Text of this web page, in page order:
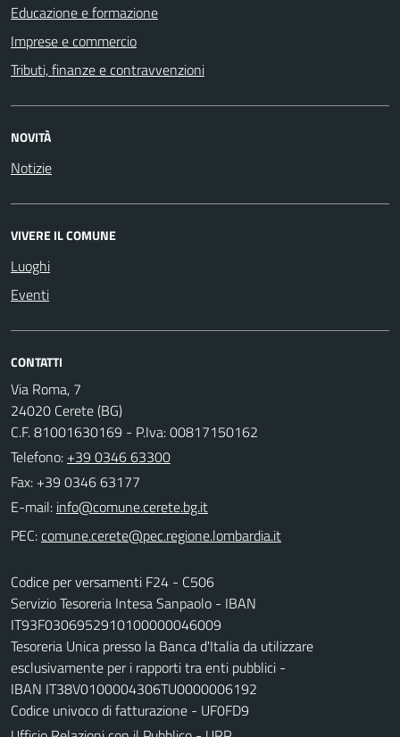
Educazione e formazione
Imprese e commercio
Tributi, finanze e contravvenzioni
NOVITÀ
Notizie
VIVERE IL COMUNE
Luoghi
Eventi
CONTATTI
Via Roma, 7
24020 Cerete (BG)
C.F. 81001630169 - P.Iva: 00817150162
Telefono: +39 0346 63300
Fax: +39 0346 63177
E-mail:
PEC:
Codice per versamenti F24 - C506
Servizio Tesoreria Intesa Sanpaolo - IBAN
IT93F0306952910100000046009
Tesoreria Unica presso la Banca d'Italia da utilizzare
esclusivamente per i rapporti tra enti pubblici -
IBAN IT38V0100004306TU0000006192
Codice univoco di fatturazione - UF0FD9